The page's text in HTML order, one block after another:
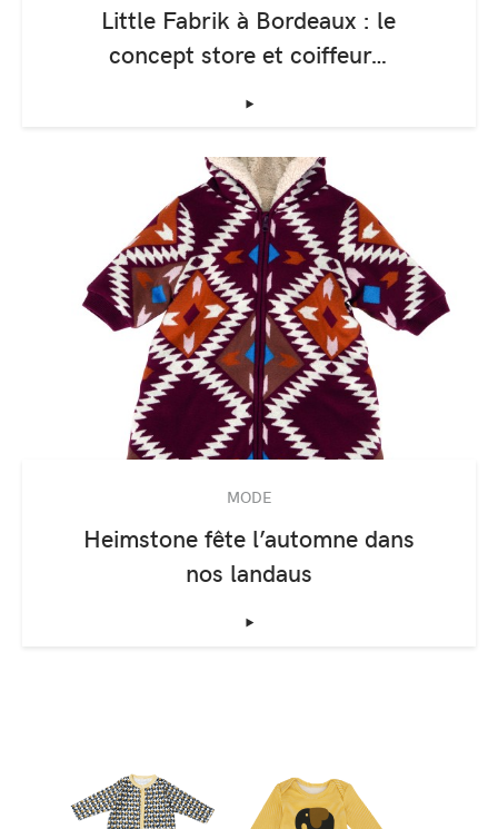
Little Fabrik à Bordeaux : le
concept store et coiffeur…
‣
MODE
Heimstone fête l’automne dans
nos landaus
‣